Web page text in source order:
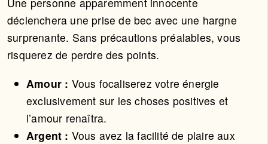
déclenchera une prise de bec avec une hargne
surprenante. Sans précautions préalables, vous
risquerez de perdre des points.
Amour : Vous focaliserez votre énergie
exclusivement sur les choses positives et
l’amour renaîtra.
Argent : Vous avez la facilité de plaire aux